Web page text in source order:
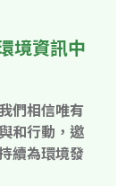
境資訊中
們相信唯有
和行動，邀
續為環境發